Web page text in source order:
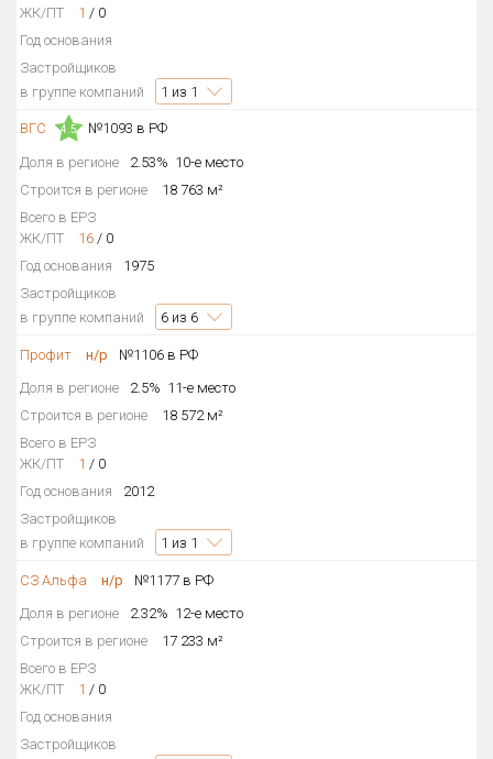
ЖК/ПТ 1 / 0
Год основания
Застройщиков
в группе компаний
1 из 1
ВГС 4.5 №1093 в РФ
Доля в регионе 2.53% 10-е место
Строится в регионе
18 763 м²
Всего в ЕРЗ
ЖК/ПТ
16 / 0
Год основания
1975
Застройщиков
в группе компаний
6 из 6
Профит н/р
№1106 в РФ
Доля в регионе
2.5% 11-е место
Строится в регионе
18 572 м²
Всего в ЕРЗ
ЖК/ПТ
1 / 0
Год основания
2012
Застройщиков
в группе компаний
1 из 1
СЗ Альфа н/р
№1177 в РФ
Доля в регионе
2.32% 12-е место
Строится в регионе
17 233 м²
Всего в ЕРЗ
ЖК/ПТ
1 / 0
Год основания
Застройщиков